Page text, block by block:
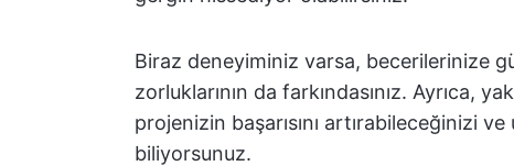
Biraz deneyiminiz varsa, becerilerinize
zorluklarının da farkındasınız. Ayrıca,
projenizin başarısını artırabileceğinizi
biliyorsunuz.